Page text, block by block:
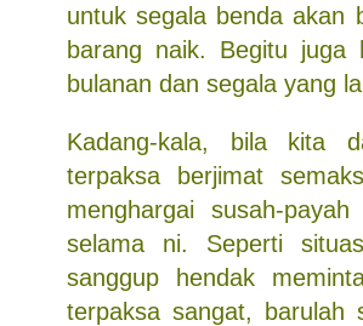
untuk segala benda akan
barang naik. Begitu
bulanan dan segala yang
Kadang-kala, bila kita
terpaksa berjimat
menghargai susah-
selama ni. Seperti
sanggup hendak
terpaksa sangat, barulah